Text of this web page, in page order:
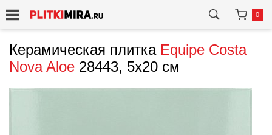
0
Керамическая плитка Equipe Costa
Nova Aloe 28443, 5x20 см